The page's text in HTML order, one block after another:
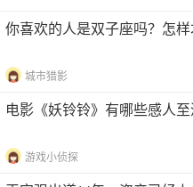
你喜欢的人是双子座吗？怎样
城市猎影
电影《妖铃铃》有哪些感人至
游戏小侦探